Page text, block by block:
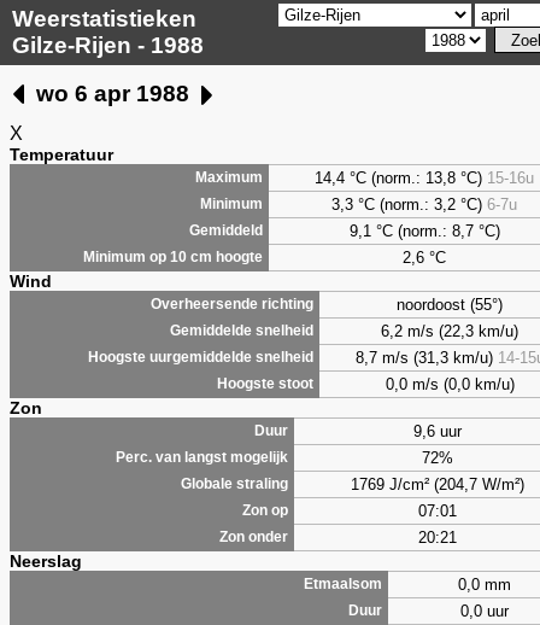
Weerstatistieken
Gilze-Rijen - 1988
wo 6 apr 1988
X
Temperatuur
Maximum 14,4 °C (norm.: 13,8 °C) 15-16u
Minimum 3,3 °C (norm.: 3,2 °C) 6-7u
Gemiddeld 9,1 °C (norm.: 8,7 °C)
Minimum op 10 cm hoogte 2,6 °C
Wind
Overheersende richting noordoost (55°)
Gemiddelde snelheid 6,2 m/s (22,3 km/u)
Hoogste uurgemiddelde snelheid 8,7 m/s (31,3 km/u) 14-
Hoogste stoot 0,0 m/s (0,0 km/u)
Zon
Duur 9,6 uur
Perc. van langst mogelijk 72%
Globale straling 1769 J/cm² (204,7 W/m²)
Zon op 07:01
Zon onder 20:21
Neerslag
Etmaalsom 0,0 mm
Duur 0,0 uur